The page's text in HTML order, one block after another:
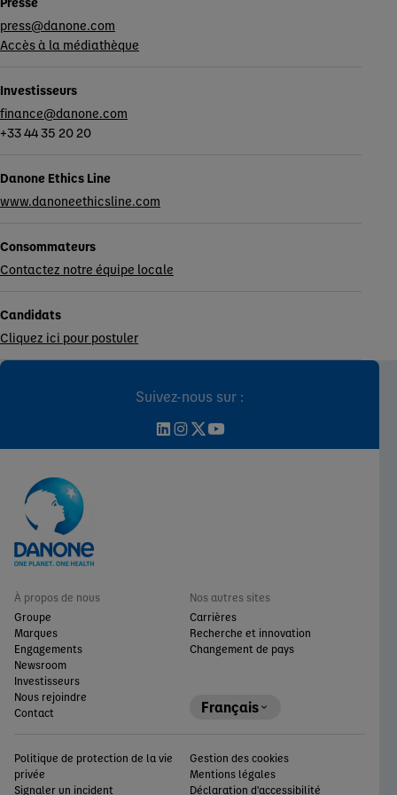
press@danone.com
Accès à la médiathèque
Investisseurs
finance@danone.com
+33 44 35 20 20
Danone Ethics Line
www.danoneethicsline.com
Consommateurs
Contactez notre équipe locale
Candidats
Cliquez ici pour postuler
Suivez-nous sur :
À propos de nous
Groupe
Marques
Engagements
Newsroom
Investisseurs
Nous rejoindre
Contact
Nos autres sites
Carrières
Recherche et innovation
Changement de pays
Français
Politique de protection de la vie
privée
Signaler un incident
Gestion des cookies
Mentions légales
Déclaration d'accessibilité